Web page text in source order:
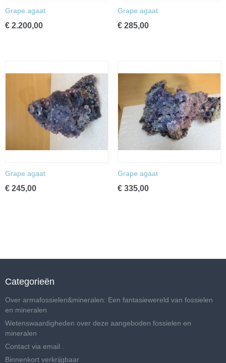
Grape agaat
€ 2.200,00
Grape agaat
€ 285,00
Grape agaat
€ 245,00
Grape agaat
€ 335,00
Categorieën
Over armafossielen&mineralen: Een fantasiewereld van fossielen
en mineralen
Wetenswaardigheden over deze aangeboden fossielen en
mineralen
Contact via email .
Binnenkort verkrijgbaar